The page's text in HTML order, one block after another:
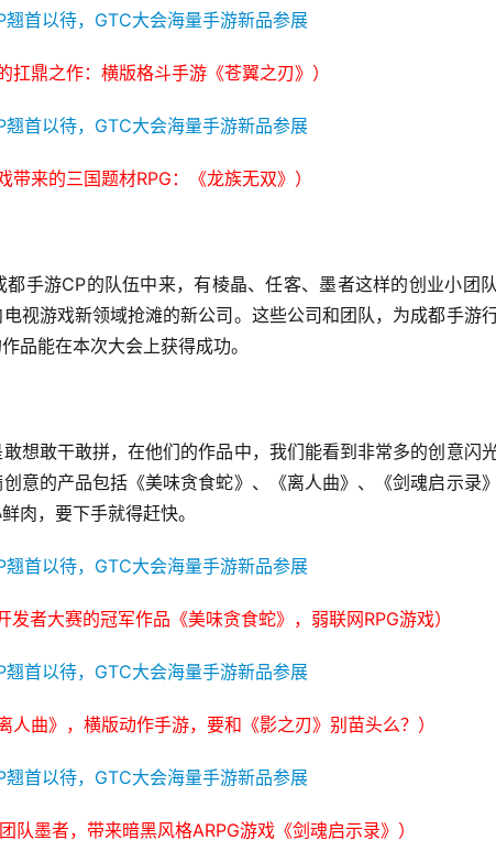
扛鼎之作：横版格斗手游《苍翼之刃》）
带来的三国题材RPG：《龙族无双》）
手游CP的队伍中来，有棱晶、任客、墨者这样的创业小团
视游戏新领域抢滩的新公司。这些公司和团队，为成都手游
品能在本次大会上获得成功。
想敢干敢拼，在他们的作品中，我们能看到非常多的创意闪
意的产品包括《美味贪食蛇》、《离人曲》、《剑魂启示录
肉，要下手就得赶快。
发者大赛的冠军作品《美味贪食蛇》，弱联网RPG游戏）
人曲》，横版动作手游，要和《影之刃》别苗头么？）
队墨者，带来暗黑风格ARPG游戏《剑魂启示录》）